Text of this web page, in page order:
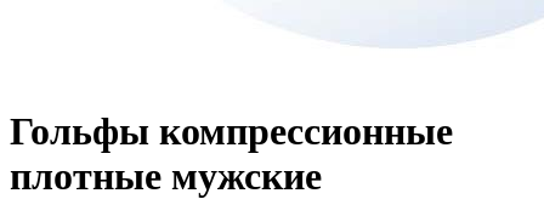
Гольфы компрессионные
плотные мужские